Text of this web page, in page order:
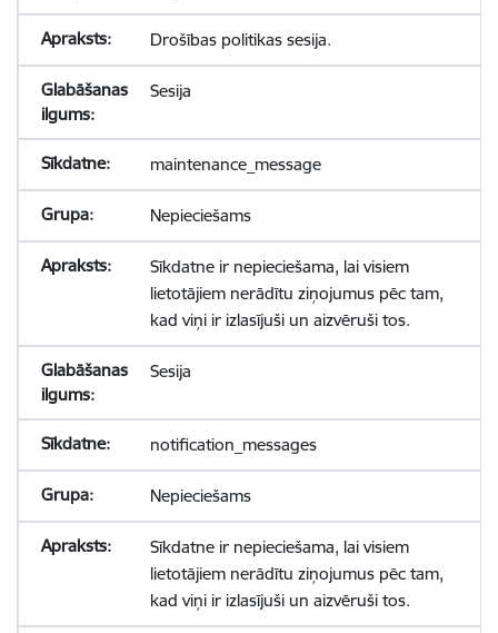
Drošības politikas sesija.
Sesija
maintenance_message
Nepieciešams
Sīkdatne ir nepieciešama, lai visiem
lietotājiem nerādītu ziņojumus pēc tam,
kad viņi ir izlasījuši un aizvēruši tos.
Sesija
notification_messages
Nepieciešams
Sīkdatne ir nepieciešama, lai visiem
lietotājiem nerādītu ziņojumus pēc tam,
kad viņi ir izlasījuši un aizvēruši tos.